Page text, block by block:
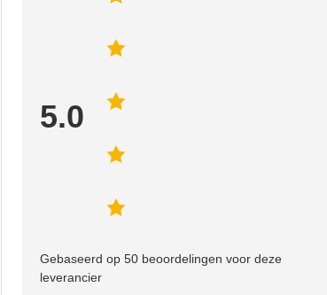
5.0
Gebaseerd op 50 beoordelingen voor deze
leverancier